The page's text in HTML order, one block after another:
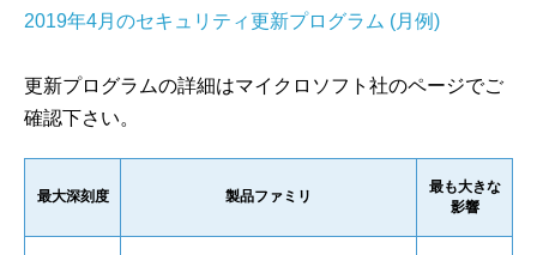
2019年4月のセキュリティ更新プログラム (月例)
更新プログラムの詳細はマイクロソフト社のページでご
確認下さい。
最大深刻度 製品ファミリ
最も大きな
影響